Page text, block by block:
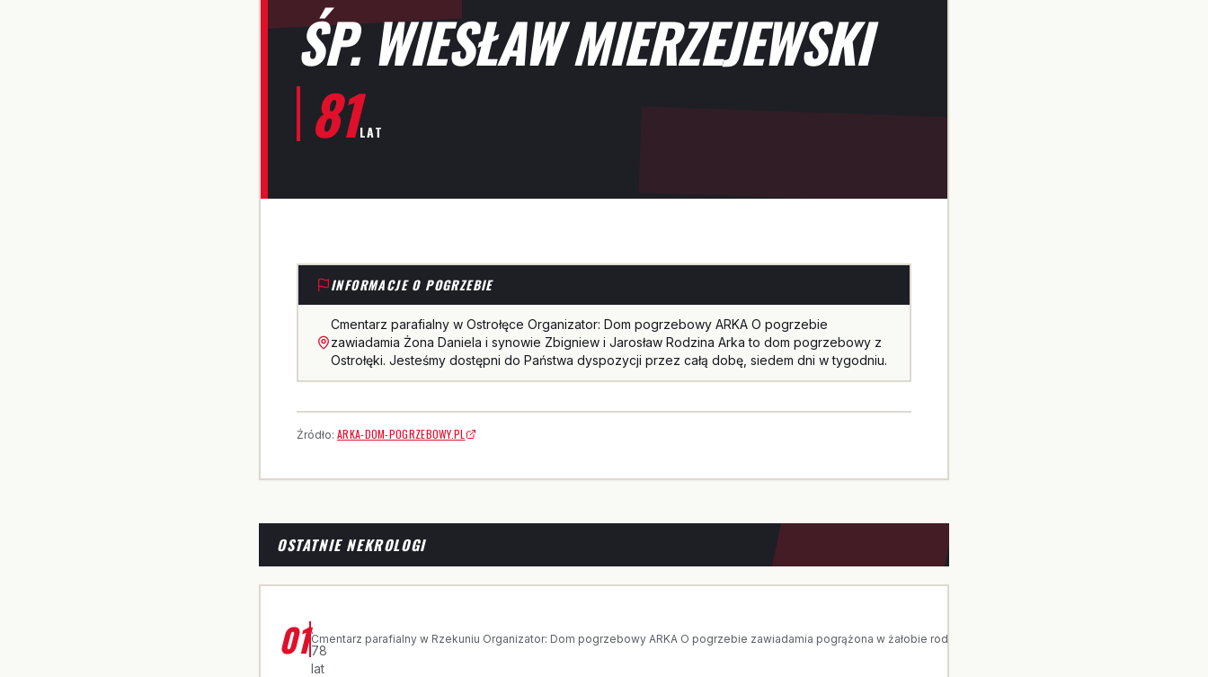
ŚP. WIESŁAW MIERZEJEWSKI
81LAT
INFORMACJE O POGRZEBIE
Cmentarz parafialny w Ostrołęce Organizator: Dom pogrzebowy ARKA O pogrzebie
zawiadamia Żona Daniela i synowie Zbigniew i Jarosław Rodzina Arka to dom pogrzebowy z
Ostrołęki. Jesteśmy dostępni do Państwa dyspozycji przez całą dobę, siedem dni w tygodniu.
Źródło: ARKA-DOM-POGRZEBOWY.PL
OSTATNIE NEKROLOGI
01·
78
lat
Cmentarz parafialny w Rzekuniu Organizator: Dom pogrzebowy ARKA O pogrzebie zawiadamia pogrążona w żałobie rodzina. Arka to dom pogrzebowy z Ostrołęki.